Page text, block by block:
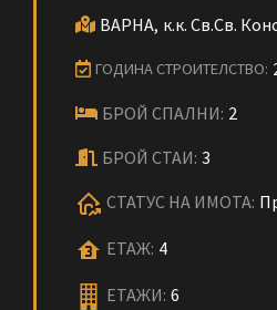
ВАРНА, к.к. Св.Св.
ГОДИНА СТРОИТЕЛСТВО:
БРОЙ СПАЛНИ: 2
БРОЙ СТАИ: 3
СТАТУС НА ИМОТА:
ЕТАЖ: 4
ЕТАЖИ: 6